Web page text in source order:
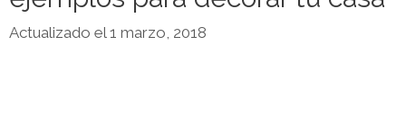
1 marzo, 2018